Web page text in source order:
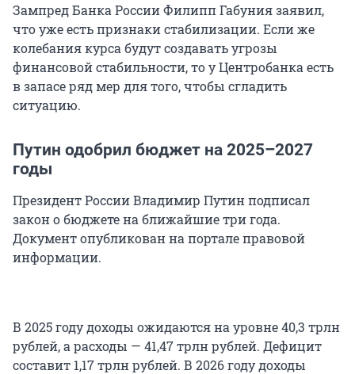
Зампред Банка России Филипп Габуния заявил,
что уже есть признаки стабилизации. Если же
колебания курса будут создавать угрозы
финансовой стабильности, то у Центробанка есть
в запасе ряд мер для того, чтобы сгладить
ситуацию.
Путин одобрил бюджет на 2025–2027
годы
Президент России Владимир Путин подписал
закон о бюджете на ближайшие три года.
Документ опубликован на портале правовой
информации.
В 2025 году доходы ожидаются на уровне 40,3 трлн
рублей, а расходы — 41,47 трлн рублей. Дефицит
составит 1,17 трлн рублей. В 2026 году доходы